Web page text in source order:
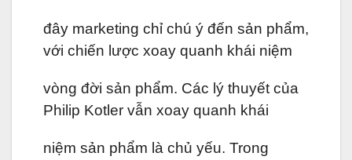
đây marketing chỉ chú ý đến sản phẩm,
với chiến lược xoay quanh khái niệm
vòng đời sản phẩm. Các lý thuyết của
Philip Kotler vẫn xoay quanh khái
niệm sản phẩm là chủ yếu. Trong